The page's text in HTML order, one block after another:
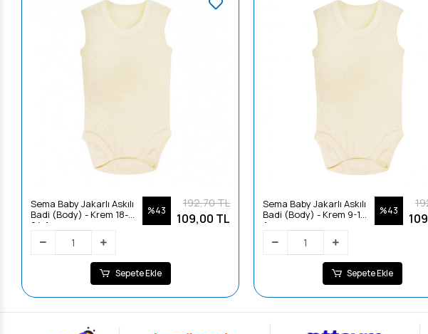
Sema Baby Jakarlı Askılı
Badi (Body) - Krem 18-
24 Ay
%43
192,70 TL
109,00 TL
Sepete Ekle
Sema Baby Jakarlı Askılı
Badi (Body) - Krem 9-12
Ay
%43
Sepete Ekle